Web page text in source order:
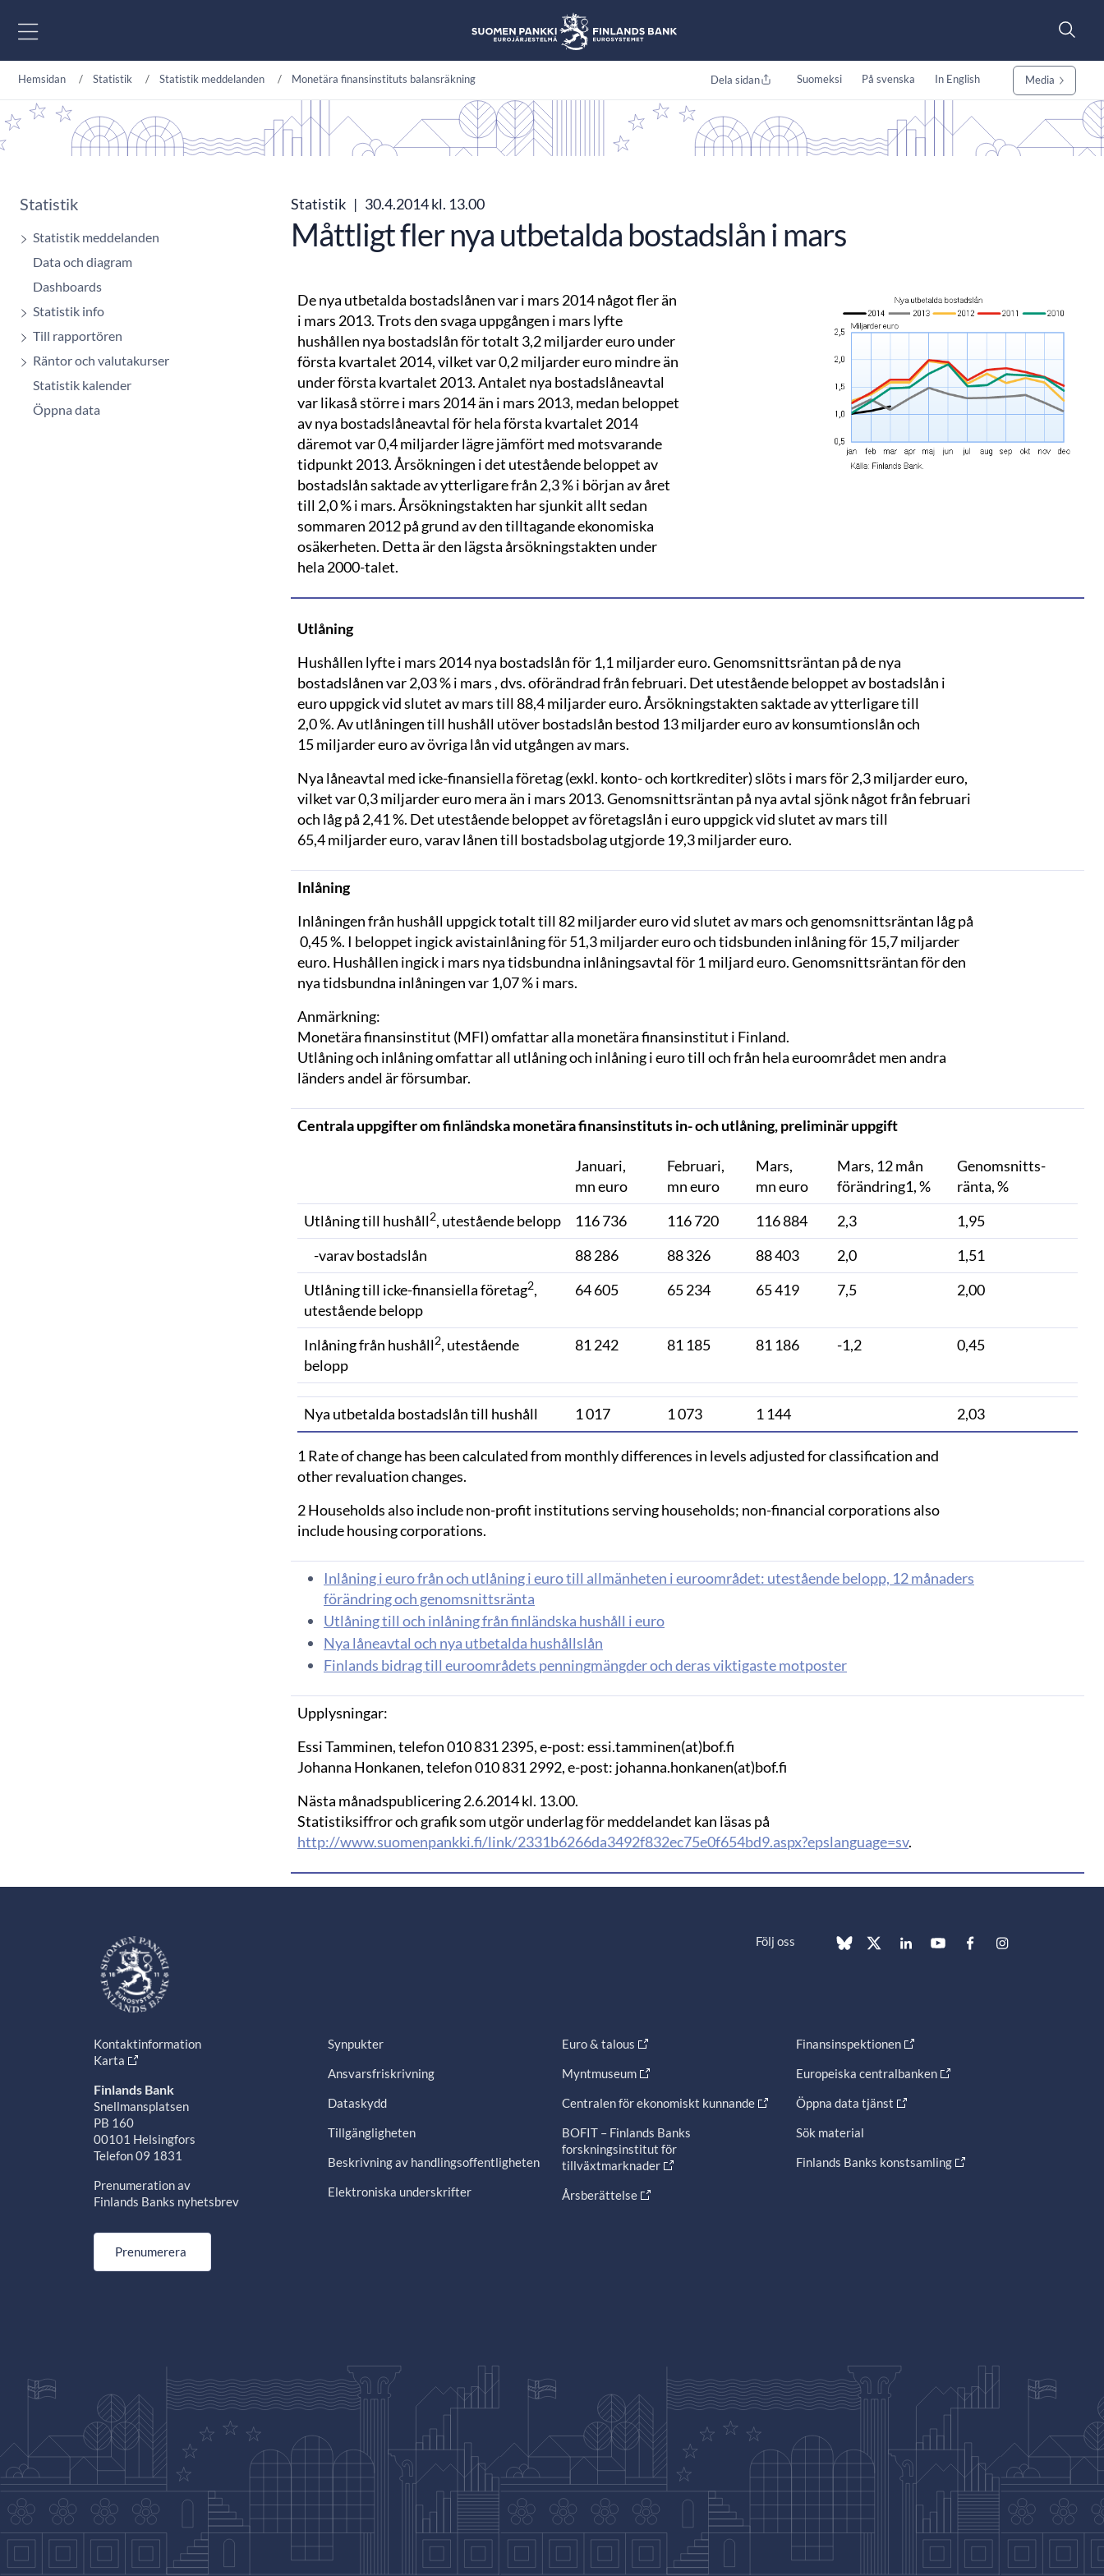
Hemsidan Statistik Statistik meddelanden Monetära finansinstituts balansräkning Dela sidan Suomeksi På svenska In English Media
Statistik
Statistik meddelanden
Data och diagram
Dashboards
Statistik info
Till rapportören
Räntor och valutakurser
Statistik kalender
Öppna data
Statistik | 30.4.2014 kl. 13.00
Måttligt fler nya utbetalda bostadslån i mars
De nya utbetalda bostadslånen var i mars 2014 något fler än
i mars 2013. Trots den svaga uppgången i mars lyfte
hushållen nya bostadslån för totalt 3,2 miljarder euro under
första kvartalet 2014, vilket var 0,2 miljarder euro mindre än
under första kvartalet 2013. Antalet nya bostadslåneavtal
var likaså större i mars 2014 än i mars 2013, medan beloppet
av nya bostadslåneavtal för hela första kvartalet 2014
däremot var 0,4 miljarder lägre jämfört med motsvarande
tidpunkt 2013. Årsökningen i det utestående beloppet av
bostadslån saktade av ytterligare från 2,3 % i början av året
till 2,0 % i mars. Årsökningstakten har sjunkit allt sedan
sommaren 2012 på grund av den tilltagande ekonomiska
osäkerheten. Detta är den lägsta årsökningstakten under
hela 2000-talet.
Utlåning
Hushållen lyfte i mars 2014 nya bostadslån för 1,1 miljarder euro. Genomsnittsräntan på de nya
bostadslånen var 2,03 % i mars , dvs. oförändrad från februari. Det utestående beloppet av bostadslån i
euro uppgick vid slutet av mars till 88,4 miljarder euro. Årsökningstakten saktade av ytterligare till
2,0 %. Av utlåningen till hushåll utöver bostadslån bestod 13 miljarder euro av konsumtionslån och
15 miljarder euro av övriga lån vid utgången av mars.
Nya låneavtal med icke-finansiella företag (exkl. konto- och kortkrediter) slöts i mars för 2,3 miljarder euro,
vilket var 0,3 miljarder euro mera än i mars 2013. Genomsnittsräntan på nya avtal sjönk något från februari
och låg på 2,41 %. Det utestående beloppet av företagslån i euro uppgick vid slutet av mars till
65,4 miljarder euro, varav lånen till bostadsbolag utgjorde 19,3 miljarder euro.
Inlåning
Inlåningen från hushåll uppgick totalt till 82 miljarder euro vid slutet av mars och genomsnittsräntan låg på
0,45 %. I beloppet ingick avistainlåning för 51,3 miljarder euro och tidsbunden inlåning för 15,7 miljarder
euro. Hushållen ingick i mars nya tidsbundna inlåningsavtal för 1 miljard euro. Genomsnittsräntan för den
nya tidsbundna inlåningen var 1,07 % i mars.
Anmärkning:
Monetära finansinstitut (MFI) omfattar alla monetära finansinstitut i Finland.
Utlåning och inlåning omfattar all utlåning och inlåning i euro till och från hela euroområdet men andra
länders andel är försumbar.
Centrala uppgifter om finländska monetära finansinstituts in- och utlåning, preliminär uppgift
Januari,
mn euro
Februari,
mn euro
Mars,
mn euro
Mars, 12 mån
förändring1, %
Genomsnitts-
ränta, %
Utlåning till hushåll2, utestående belopp 116 736 116 720 116 884 2,3
1,95
-varav bostadslån
88 286 88 326 88 403 2,0
1,51
Utlåning till icke-finansiella företag2,
utestående belopp
64 605 65 234 65 419 7,5 2,00
Inlåning från hushåll2, utestående
belopp
81 242 81 185 81 186 -1,2 0,45
Nya utbetalda bostadslån till hushåll 1 017 1 073 1 144 2,03
1 Rate of change has been calculated from monthly differences in levels adjusted for classification and
other revaluation changes.
2 Households also include non-profit institutions serving households; non-financial corporations also
include housing corporations.
Inlåning i euro från och utlåning i euro till allmänheten i euroområdet: utestående belopp, 12 månaders
förändring och genomsnittsränta
Utlåning till och inlåning från finländska hushåll i euro
Nya låneavtal och nya utbetalda hushållslån
Finlands bidrag till euroområdets penningmängder och deras viktigaste motposter
Upplysningar:
Essi Tamminen, telefon 010 831 2395, e-post: essi.tamminen(at)bof.fi
Johanna Honkanen, telefon 010 831 2992, e-post: johanna.honkanen(at)bof.fi
Nästa månadspublicering 2.6.2014 kl. 13.00.
Statistiksiffror och grafik som utgör underlag för meddelandet kan läsas på
http://www.suomenpankki.fi/link/2331b6266da3492f832ec75e0f654bd9.aspx?epslanguage=sv.
Följ oss
Kontaktinformation
Karta
Finlands Bank
Snellmansplatsen
PB 160
00101 Helsingfors
Telefon 09 1831
Prenumeration av
Finlands Banks nyhetsbrev
Prenumerera
Synpukter
Ansvarsfriskrivning
Dataskydd
Tillgängligheten
Beskrivning av handlingsoffentligheten
Elektroniska underskrifter
Euro & talous
Myntmuseum
Centralen för ekonomiskt kunnande
BOFIT – Finlands Banks
forskningsinstitut för
tillväxtmarknader
Årsberättelse
Finansinspektionen
Europeiska centralbanken
Öppna data tjänst
Sök material
Finlands Banks konstsamling